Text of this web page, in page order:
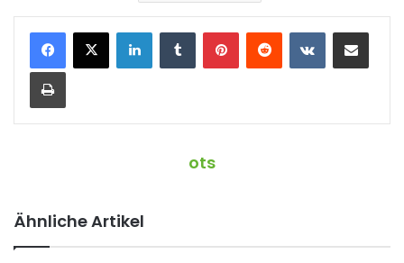
ots
Ähnliche Artikel